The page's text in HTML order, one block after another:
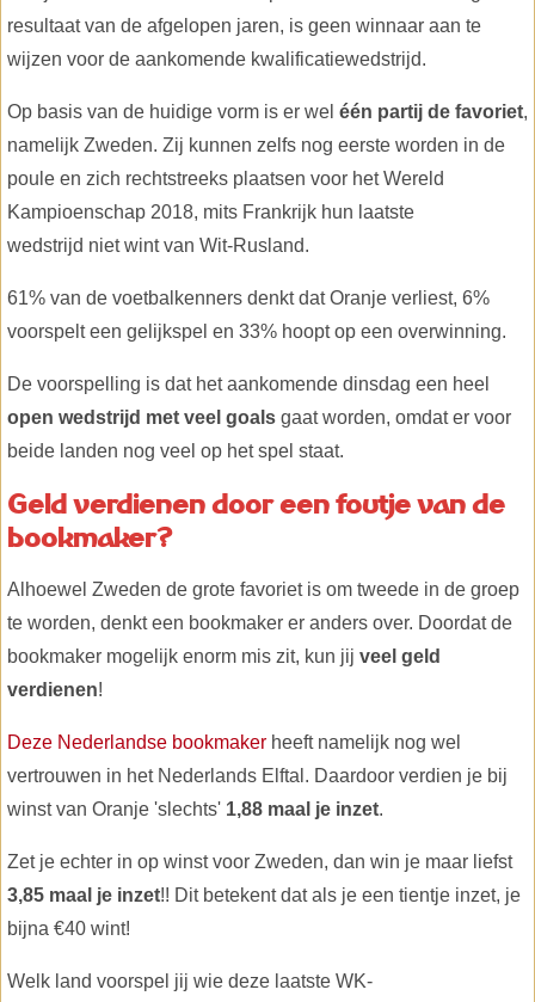
resultaat van de afgelopen jaren, is geen winnaar aan te
wijzen voor de aankomende kwalificatiewedstrijd.
Op basis van de huidige vorm is er wel één partij de favoriet,
namelijk Zweden. Zij kunnen zelfs nog eerste worden in de
poule en zich rechtstreeks plaatsen voor het Wereld
Kampioenschap 2018, mits Frankrijk hun laatste
wedstrijd niet wint van Wit-Rusland.
61% van de voetbalkenners denkt dat Oranje verliest, 6%
voorspelt een gelijkspel en 33% hoopt op een overwinning.
De voorspelling is dat het aankomende dinsdag een heel
open wedstrijd met veel goals gaat worden, omdat er voor
beide landen nog veel op het spel staat.
Geld verdienen door een foutje van de
bookmaker?
Alhoewel Zweden de grote favoriet is om tweede in de groep
te worden, denkt een bookmaker er anders over. Doordat de
bookmaker mogelijk enorm mis zit, kun jij veel geld
verdienen!
Deze Nederlandse bookmaker heeft namelijk nog wel
vertrouwen in het Nederlands Elftal. Daardoor verdien je bij
winst van Oranje 'slechts' 1,88 maal je inzet.
Zet je echter in op winst voor Zweden, dan win je maar liefst
3,85 maal je inzet!! Dit betekent dat als je een tientje inzet, je
bijna €40 wint!
Welk land voorspel jij wie deze laatste WK-